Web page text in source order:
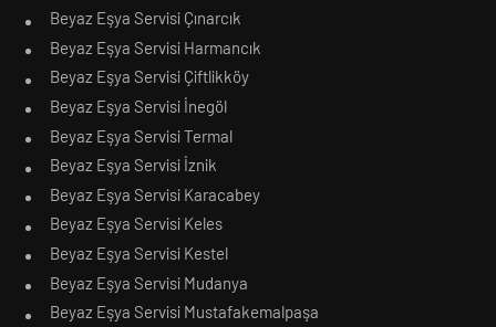
Beyaz Eşya Servisi Çınarcık
Beyaz Eşya Servisi Harmancık
Beyaz Eşya Servisi Çiftlikköy
Beyaz Eşya Servisi İnegöl
Beyaz Eşya Servisi Termal
Beyaz Eşya Servisi İznik
Beyaz Eşya Servisi Karacabey
Beyaz Eşya Servisi Keles
Beyaz Eşya Servisi Kestel
Beyaz Eşya Servisi Mudanya
Beyaz Eşya Servisi Mustafakemalpaşa